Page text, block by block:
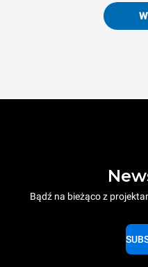
Bądź na bieżąco z